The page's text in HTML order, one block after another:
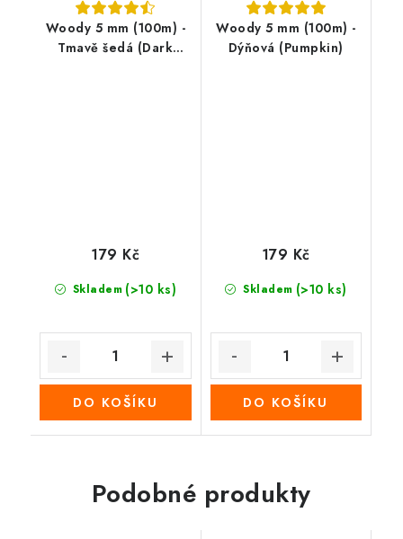
Woody 5 mm (100m) -
Tmavě šedá (Dark
Skladem (>10 ks)
179 Kč
DO KOŠÍKU
Woody 5 mm (100m) -
Dýňová (Pumpkin)
Skladem (>10 ks)
179 Kč
DO KOŠÍKU
Podobné produkty